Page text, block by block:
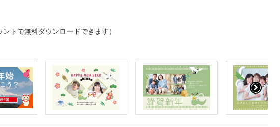
ントで無料ダウンロードできます）